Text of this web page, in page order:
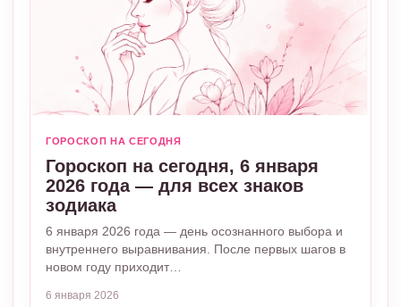
ГОРОСКОП НА СЕГОДНЯ
Гороскоп на сегодня, 6 января
2026 года — для всех знаков
зодиака
6 января 2026 года — день осознанного выбора и
внутреннего выравнивания. После первых шагов в
новом году приходит…
6 января 2026